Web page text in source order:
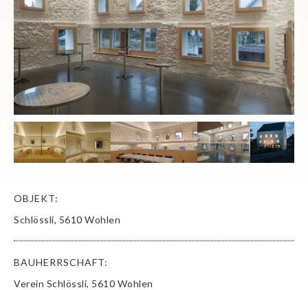
OBJEKT:
Schlössli, 5610 Wohlen
BAUHERRSCHAFT:
Verein Schlössli, 5610 Wohlen